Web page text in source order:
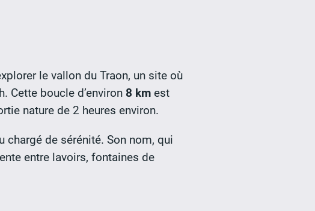
le vallon du Traon, un site où
Cette boucle d’environ 8 km est
nature de 2 heures environ.
chargé de sérénité. Son nom, qui
entre lavoirs, fontaines de